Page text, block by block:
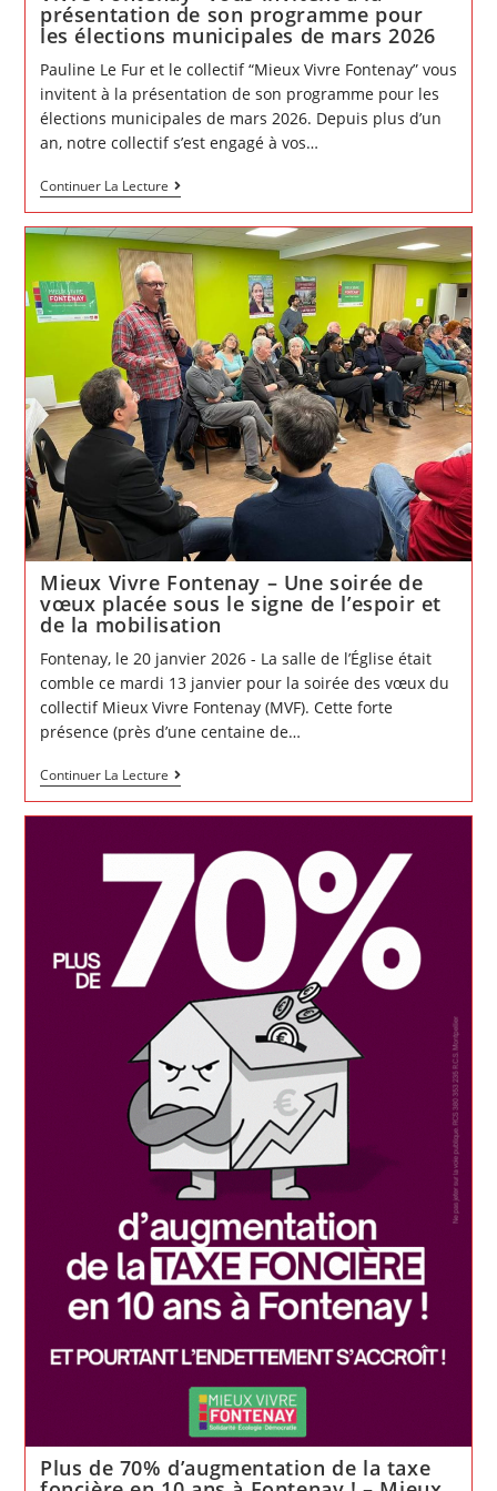
présentation de son programme pour
les élections municipales de mars 2026
Pauline Le Fur et le collectif “Mieux Vivre Fontenay” vous
invitent à la présentation de son programme pour les
élections municipales de mars 2026. Depuis plus d’un
an, notre collectif s’est engagé à vos…
Continuer La Lecture Pauline
Le
Fur
et
le
collectif
“Mieux
Vivre
Fontenay”
vous
invitent
à
la
présentation
de
son
programme
pour
les
élections
municipales
de
mars
2026
Mieux Vivre Fontenay – Une soirée de
vœux placée sous le signe de l’espoir et
de la mobilisation
Fontenay, le 20 janvier 2026 - La salle de l’Église était
comble ce mardi 13 janvier pour la soirée des vœux du
collectif Mieux Vivre Fontenay (MVF). Cette forte
présence (près d’une centaine de…
Continuer La Lecture Mieux
Vivre
Fontenay
–
soirée
vœux
placée
sous
signe
l’espoir
de
mobilisation
Plus de 70% d’augmentation de la taxe